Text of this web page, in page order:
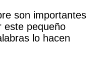
son importantes
este pequeño
lo hacen